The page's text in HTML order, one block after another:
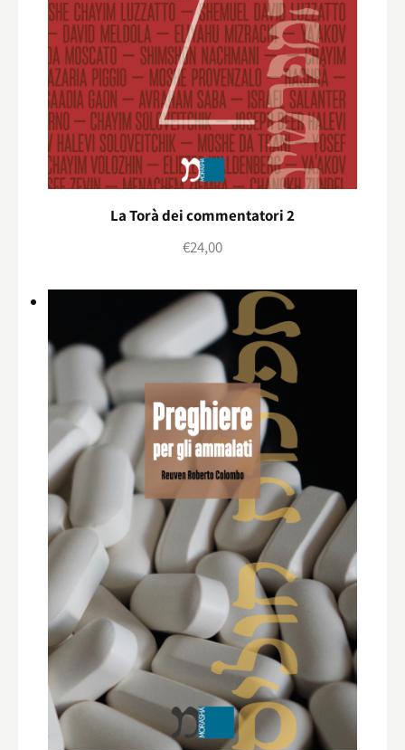
La Torà dei commentatori 2
€24,00